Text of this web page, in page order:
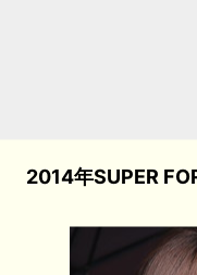
2014年SUPER